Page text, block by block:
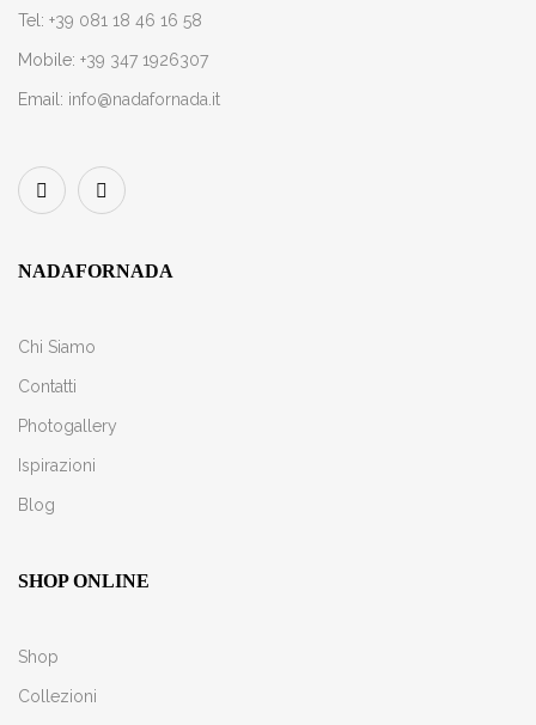
Tel: +39 081 18 46 16 58
Mobile: +39 347 1926307
Email: info@nadafornada.it
NADAFORNADA
Chi Siamo
Contatti
Photogallery
Ispirazioni
Blog
SHOP ONLINE
Shop
Collezioni